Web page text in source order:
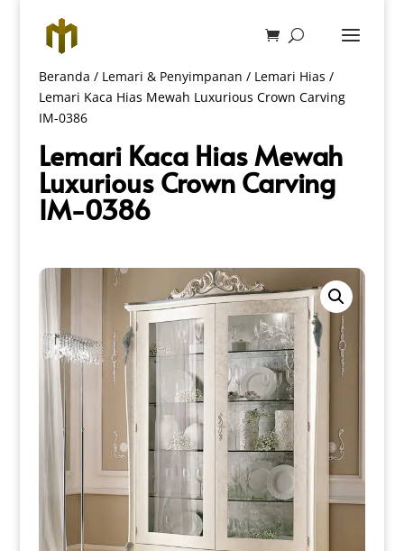
Beranda / Lemari & Penyimpanan / Lemari Hias /
Lemari Kaca Hias Mewah Luxurious Crown Carving
IM-0386
Lemari Kaca Hias Mewah
Luxurious Crown Carving
IM-0386